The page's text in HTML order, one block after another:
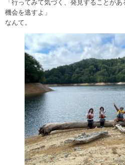
「行ってみて気づく、発見することが
機会を逃すよ」
なんて。